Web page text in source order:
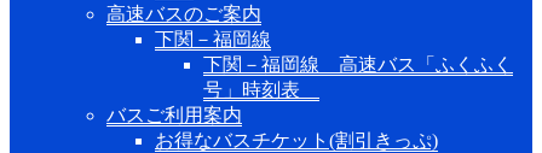
高速バスのご案内
下関－福岡線
下関－福岡線 高速バス「ふくふく
号」時刻表
バスご利用案内
お得なバスチケット(割引きっぷ)